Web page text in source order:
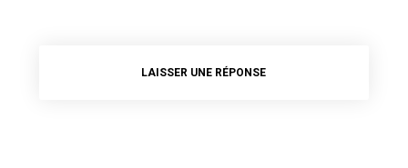
LAISSER UNE RÉPONSE